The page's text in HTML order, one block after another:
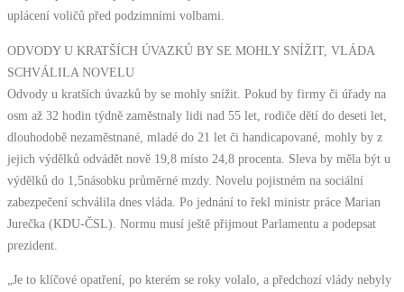
uplácení voličů před podzimními volbami.
ODVODY U KRATŠÍCH ÚVAZKŮ BY SE MOHLY SNÍŽIT, VLÁDA
SCHVÁLILA NOVELU
Odvody u kratších úvazků by se mohly snížit. Pokud by firmy či úřady na
osm až 32 hodin týdně zaměstnaly lidi nad 55 let, rodiče dětí do deseti let,
dlouhodobě nezaměstnané, mladé do 21 let či handicapované, mohly by z
jejich výdělků odvádět nově 19,8 místo 24,8 procenta. Sleva by měla být u
výdělků do 1,5násobku průměrné mzdy. Novelu pojistném na sociální
zabezpečení schválila dnes vláda. Po jednání to řekl ministr práce Marian
Jurečka (KDU-ČSL). Normu musí ještě přijmout Parlamentu a podepsat
prezident.
„Je to klíčové opatření, po kterém se roky volalo, a předchozí vlády nebyly